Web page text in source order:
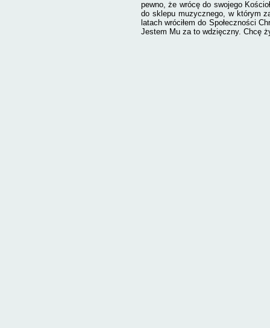
pewno, że wrócę do swojego
do sklepu muzycznego, w którym
latach wróciłem do Społeczności
Jestem Mu za to wdzięczny. Chcę